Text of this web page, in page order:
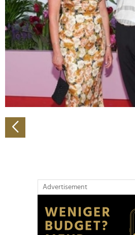
Wir verwenden Cookies, um
personalisieren, Funktionen für
zu können und die Zugriffe auf
analysieren. Außerdem geben wir
Verwendung unserer Website an
soziale Medien, Werbung und
Partner führen diese
weiteren Daten zusammen, die
gesammelt haben.
Advertisement